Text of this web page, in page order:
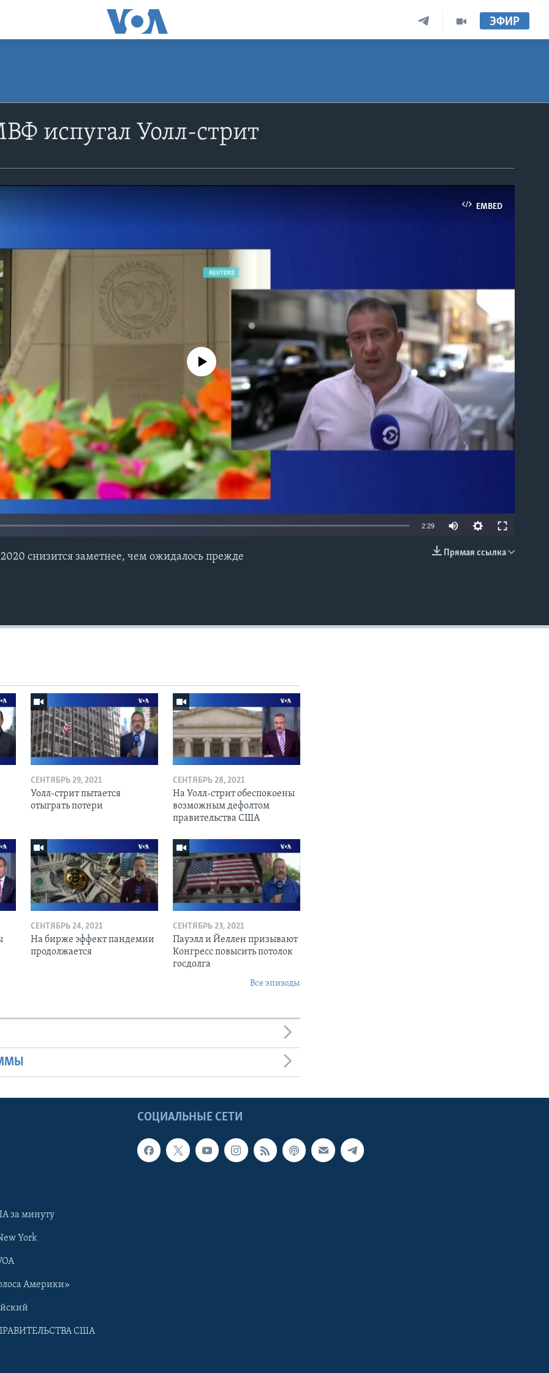
ЭФИР
испугал Уолл-стрит
EMBED
No media source currently available
2:29
Прямая ссылка
снизится заметнее, чем ожидалось прежде
СЕНТЯБРЬ 29, 2021
Уолл-стрит пытается
отыграть потери
СЕНТЯБРЬ 28, 2021
На Уолл-стрит обеспокоены
возможным дефолтом
правительства США
СЕНТЯБРЬ 24, 2021
На бирже эффект пандемии
продолжается
СЕНТЯБРЬ 23, 2021
Пауэлл и Йеллен призывают
Конгресс повысить потолок
госдолга
Все эпизоды
СОЦИАЛЬНЫЕ СЕТИ
за минуту
York
Америки»
США